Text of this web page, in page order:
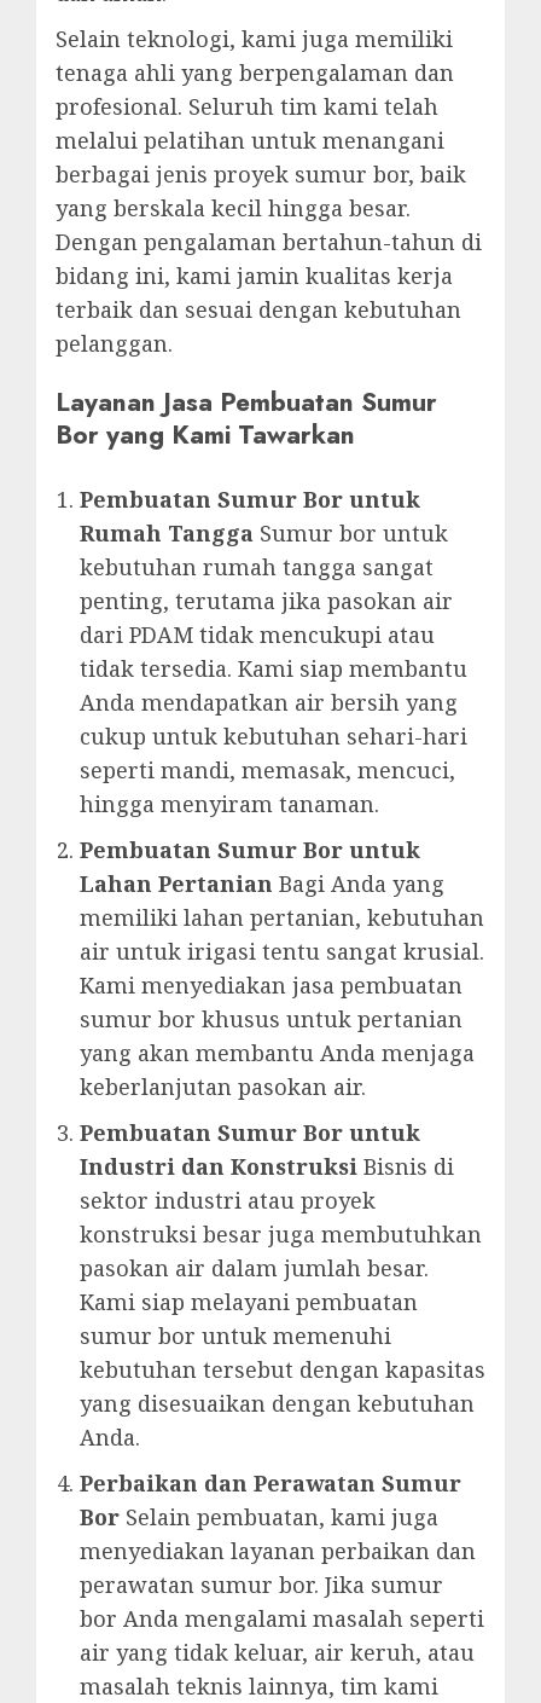
Selain teknologi, kami juga memiliki
tenaga ahli yang berpengalaman dan
profesional. Seluruh tim kami telah
melalui pelatihan untuk menangani
berbagai jenis proyek sumur bor, baik
yang berskala kecil hingga besar.
Dengan pengalaman bertahun-tahun di
bidang ini, kami jamin kualitas kerja
terbaik dan sesuai dengan kebutuhan
pelanggan.
Layanan Jasa Pembuatan Sumur
Bor yang Kami Tawarkan
Pembuatan Sumur Bor untuk
Rumah Tangga Sumur bor untuk
kebutuhan rumah tangga sangat
penting, terutama jika pasokan air
dari PDAM tidak mencukupi atau
tidak tersedia. Kami siap membantu
Anda mendapatkan air bersih yang
cukup untuk kebutuhan sehari-hari
seperti mandi, memasak, mencuci,
hingga menyiram tanaman.
Pembuatan Sumur Bor untuk
Lahan Pertanian Bagi Anda yang
memiliki lahan pertanian, kebutuhan
air untuk irigasi tentu sangat krusial.
Kami menyediakan jasa pembuatan
sumur bor khusus untuk pertanian
yang akan membantu Anda menjaga
keberlanjutan pasokan air.
Pembuatan Sumur Bor untuk
Industri dan Konstruksi Bisnis di
sektor industri atau proyek
konstruksi besar juga membutuhkan
pasokan air dalam jumlah besar.
Kami siap melayani pembuatan
sumur bor untuk memenuhi
kebutuhan tersebut dengan kapasitas
yang disesuaikan dengan kebutuhan
Anda.
Perbaikan dan Perawatan Sumur
Bor Selain pembuatan, kami juga
menyediakan layanan perbaikan dan
perawatan sumur bor. Jika sumur
bor Anda mengalami masalah seperti
air yang tidak keluar, air keruh, atau
masalah teknis lainnya, tim kami